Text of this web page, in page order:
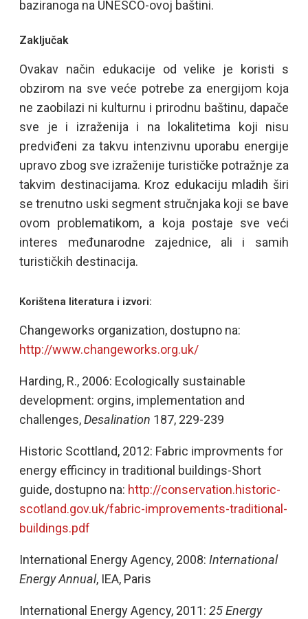
baziranoga na UNESCO-ovoj baštini.
Zaključak
Ovakav način edukacije od velike je koristi s
obzirom na sve veće potrebe za energijom koja
ne zaobilazi ni kulturnu i prirodnu baštinu, dapače
sve je i izraženija i na lokalitetima koji nisu
predviđeni za takvu intenzivnu uporabu energije
upravo zbog sve izraženije turističke potražnje za
takvim destinacijama. Kroz edukaciju mladih širi
se trenutno uski segment stručnjaka koji se bave
ovom problematikom, a koja postaje sve veći
interes međunarodne zajednice, ali i samih
turističkih destinacija.
Korištena literatura i izvori:
Changeworks organization, dostupno na:
http://www.changeworks.org.uk/
Harding, R., 2006: Ecologically sustainable
development: orgins, implementation and
challenges,Desalination 187, 229-239
Historic Scottland, 2012: Fabric improvments for
energy efficincy in traditional buildings-Short
guide, dostupno na: http://conservation.historic-
scotland.gov.uk/fabric-improvements-traditional-
buildings.pdf
International Energy Agency, 2008: International
Energy Annual, IEA, Paris
International Energy Agency, 2011: 25 Energy